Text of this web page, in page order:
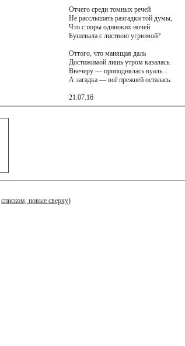
Отчего среди томных речей
Не расслышать разгадки той думы,
Что с поры одиноких ночей
Бушевала с листвою угрюмой?
Оттого, что манящая даль
Достижимой лишь утром казалась.
Ввечеру — приподнялась вуаль...
А загадка — всё прежней осталась.
21.07.16
списком, новые сверху)